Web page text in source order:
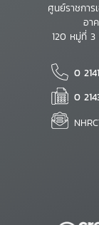
ศูนย์ราชกา
อา
120 หมู่ที่
0
0